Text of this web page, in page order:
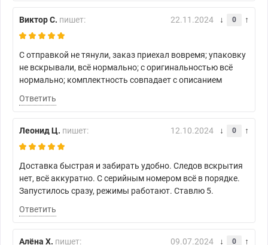
Виктор С. пишет: 22.11.2024 0
С отправкой не тянули, заказ приехал вовремя; упаковку
не вскрывали, всё нормально; с оригинальностью всё
нормально; комплектность совпадает с описанием
Ответить
Леонид Ц. пишет: 12.10.2024 0
Доставка быстрая и забирать удобно. Следов вскрытия
нет, всё аккуратно. С серийным номером всё в порядке.
Запустилось сразу, режимы работают. Ставлю 5.
Ответить
Алёна Х. пишет: 09.07.2024 0